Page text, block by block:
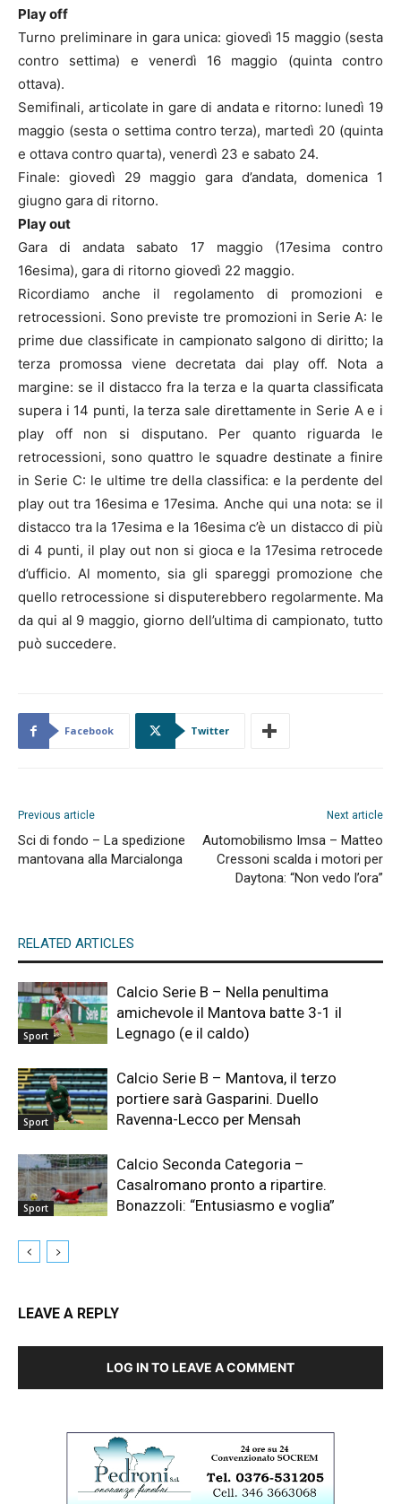
Play off
Turno preliminare in gara unica: giovedì 15 maggio (sesta
contro settima) e venerdì 16 maggio (quinta contro
ottava).
Semifinali, articolate in gare di andata e ritorno: lunedì 19
maggio (sesta o settima contro terza), martedì 20 (quinta
e ottava contro quarta), venerdì 23 e sabato 24.
Finale: giovedì 29 maggio gara d’andata, domenica 1
giugno gara di ritorno.
Play out
Gara di andata sabato 17 maggio (17esima contro
16esima), gara di ritorno giovedì 22 maggio.
Ricordiamo anche il regolamento di promozioni e
retrocessioni. Sono previste tre promozioni in Serie A: le
prime due classificate in campionato salgono di diritto; la
terza promossa viene decretata dai play off. Nota a
margine: se il distacco fra la terza e la quarta classificata
supera i 14 punti, la terza sale direttamente in Serie A e i
play off non si disputano. Per quanto riguarda le
retrocessioni, sono quattro le squadre destinate a finire
in Serie C: le ultime tre della classifica: e la perdente del
play out tra 16esima e 17esima. Anche qui una nota: se il
distacco tra la 17esima e la 16esima c’è un distacco di più
di 4 punti, il play out non si gioca e la 17esima retrocede
d’ufficio. Al momento, sia gli spareggi promozione che
quello retrocessione si disputerebbero regolarmente. Ma
da qui al 9 maggio, giorno dell’ultima di campionato, tutto
può succedere.
Facebook Twitter
Previous article
Sci di fondo – La spedizione
mantovana alla Marcialonga
Next article
Automobilismo Imsa – Matteo
Cressoni scalda i motori per
Daytona: “Non vedo l’ora”
RELATED ARTICLES
Sport
Calcio Serie B – Nella penultima
amichevole il Mantova batte 3-1 il
Legnago (e il caldo)
Sport
Calcio Serie B – Mantova, il terzo
portiere sarà Gasparini. Duello
Ravenna-Lecco per Mensah
Sport
Calcio Seconda Categoria –
Casalromano pronto a ripartire.
Bonazzoli: “Entusiasmo e voglia”
LEAVE A REPLY
LOG IN TO LEAVE A COMMENT